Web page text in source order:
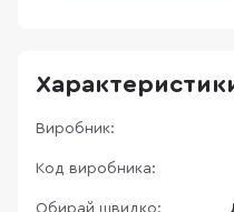
Виробник:
Код виробника:
Обирай швидко: